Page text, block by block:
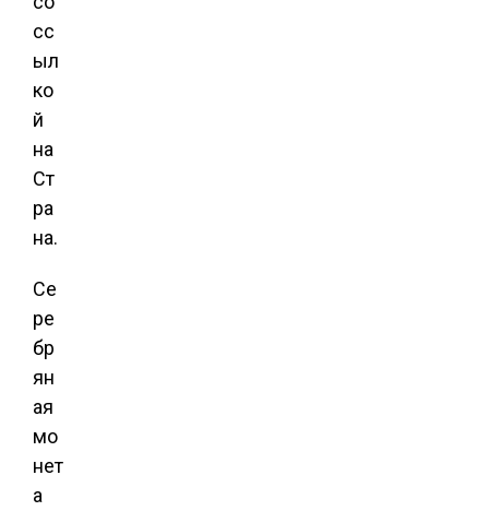
сс
ыл
ко
й
на
Ст
ра
на.
Се
ре
бр
ян
ая
мо
нет
а